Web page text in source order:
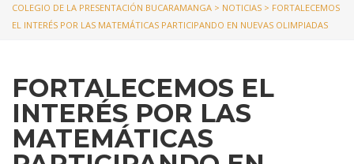
COLEGIO DE LA PRESENTACIÓN BUCARAMANGA > NOTICIAS > FORTALECEMOS
EL INTERÉS POR LAS MATEMÁTICAS PARTICIPANDO EN NUEVAS OLIMPIADAS
FORTALECEMOS EL
INTERÉS POR LAS
MATEMÁTICAS